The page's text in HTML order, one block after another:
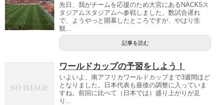
先日、我がチームを応援のため大宮にあるNACK5ス
タジアムスタジアムへ参戦しました。数試合遅れ
で、ようやっと開幕したところですが、やはり生
観...
記事を読む
ワールドカップの予習をしよう！
いよいよ、南アフリカワールドカップまで3週間ほど
となりました。日本代表も最後の調整に入っていま
すね。前回に比べて（日本では）盛り上がりが足
り...